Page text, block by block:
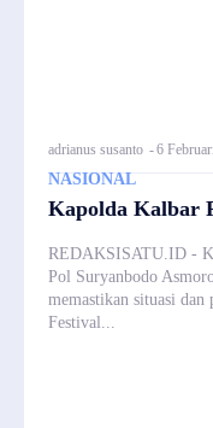
adrianus susanto -6
NASIONAL
Kapolda Kalbar
REDAKSISATU.ID -
Pol Suryanbodo
memastikan situasi dan
Festival...